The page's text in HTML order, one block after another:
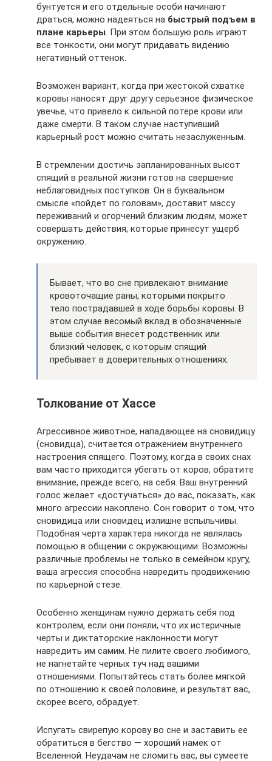
бунтуется и его отдельные особи начинают
драться, можно надеяться на быстрый подъем в
плане карьеры. При этом большую роль играют
все тонкости, они могут придавать видению
негативный оттенок.
Возможен вариант, когда при жестокой схватке
коровы наносят друг другу серьезное физическое
увечье, что привело к сильной потере крови или
даже смерти. В таком случае наступивший
карьерный рост можно считать незаслуженным.
В стремлении достичь запланированных высот
спящий в реальной жизни готов на свершение
неблаговидных поступков. Он в буквальном
смысле «пойдет по головам», доставит массу
переживаний и огорчений близким людям, может
совершать действия, которые принесут ущерб
окружению.
Бывает, что во сне привлекают внимание
кровоточащие раны, которыми покрыто
тело пострадавшей в ходе борьбы коровы. В
этом случае весомый вклад в обозначенные
выше события внесет родственник или
близкий человек, с которым спящий
пребывает в доверительных отношениях.
Толкование от Хассе
Агрессивное животное, нападающее на сновидицу
(сновидца), считается отражением внутреннего
настроения спящего. Поэтому, когда в своих снах
вам часто приходится убегать от коров, обратите
внимание, прежде всего, на себя. Ваш внутренний
голос желает «достучаться» до вас, показать, как
много агрессии накоплено. Сон говорит о том, что
сновидица или сновидец излишне вспыльчивы.
Подобная черта характера никогда не являлась
помощью в общении с окружающими. Возможны
различные проблемы не только в семейном кругу,
ваша агрессия способна навредить продвижению
по карьерной стезе.
Особенно женщинам нужно держать себя под
контролем, если они поняли, что их истеричные
черты и диктаторские наклонности могут
навредить им самим. Не пилите своего любимого,
не нагнетайте черных туч над вашими
отношениями. Попытайтесь стать более мягкой
по отношению к своей половине, и результат вас,
скорее всего, обрадует.
Испугать свирепую корову во сне и заставить ее
обратиться в бегство — хороший намек от
Вселенной. Неудачам не сломить вас, вы сумеете